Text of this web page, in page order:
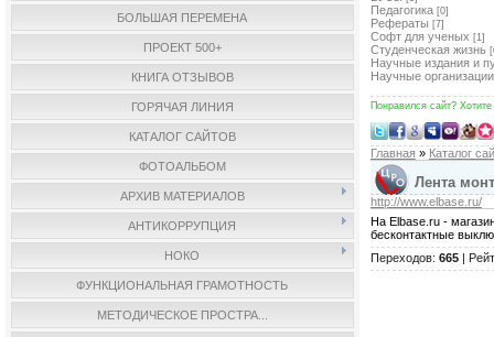
БОЛЬШАЯ ПЕРЕМЕНА
ПРОЕКТ 500+
КНИГА ОТЗЫВОВ
ГОРЯЧАЯ ЛИНИЯ
КАТАЛОГ САЙТОВ
ФОТОАЛЬБОМ
АРХИВ МАТЕРИАЛОВ
АНТИКОРРУПЦИЯ
НОКО
ФУНКЦИОНАЛЬНАЯ ГРАМОТНОСТЬ
МЕТОДИЧЕСКОЕ ПРОСТРА...
Педагогика [0]
Рефераты [7]
Софт для ученых [1]
Студенческая жизнь
Научные издания и
Научные организации
Понравился сайт?
Главная » Каталог
Лента
http://www.elbase.ru/
На Elbase.ru -
бесконтактные
Переходов: 665|